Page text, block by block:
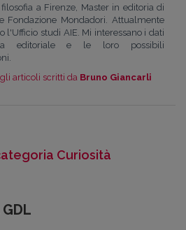
a Firenze, Master in editoria di
Fondazione Mondadori. Attualmente
l'Ufficio studi AIE. Mi interessano i dati
editoriale e le loro possibili
articoli scritti da Bruno Giancarli
Curiosità
GDL